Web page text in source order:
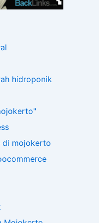
hidroponik
di mojokerto